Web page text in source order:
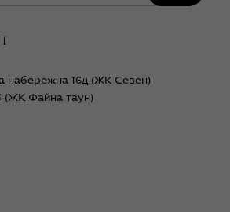
набережна 16д (ЖК Севен)
(ЖК Файна таун)